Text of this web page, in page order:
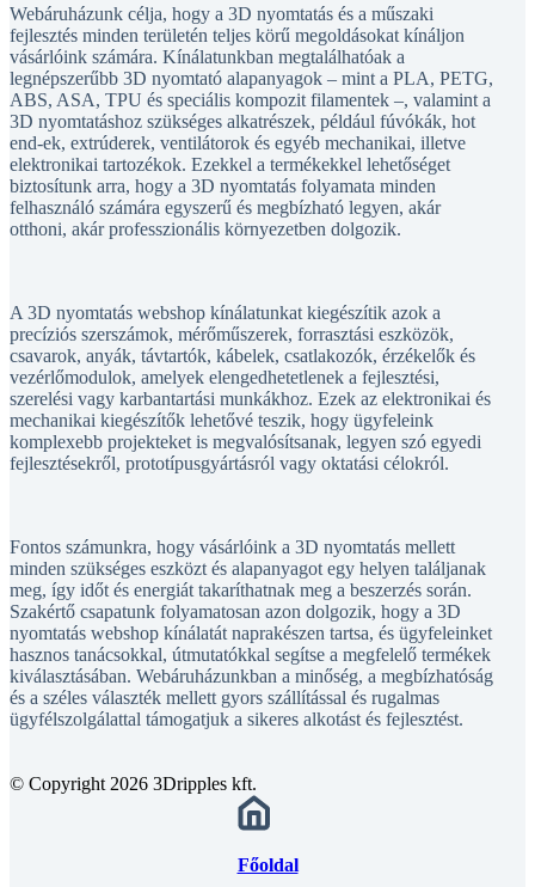
Webáruházunk célja, hogy a 3D nyomtatás és a műszaki
fejlesztés minden területén teljes körű megoldásokat kínáljon
vásárlóink számára. Kínálatunkban megtalálhatóak a
legnépszerűbb 3D nyomtató alapanyagok – mint a PLA, PETG,
ABS, ASA, TPU és speciális kompozit filamentek –, valamint a
3D nyomtatáshoz szükséges alkatrészek, például fúvókák, hot
end-ek, extrúderek, ventilátorok és egyéb mechanikai, illetve
elektronikai tartozékok. Ezekkel a termékekkel lehetőséget
biztosítunk arra, hogy a 3D nyomtatás folyamata minden
felhasználó számára egyszerű és megbízható legyen, akár
otthoni, akár professzionális környezetben dolgozik.
A 3D nyomtatás webshop kínálatunkat kiegészítik azok a
precíziós szerszámok, mérőműszerek, forrasztási eszközök,
csavarok, anyák, távtartók, kábelek, csatlakozók, érzékelők és
vezérlőmodulok, amelyek elengedhetetlenek a fejlesztési,
szerelési vagy karbantartási munkákhoz. Ezek az elektronikai és
mechanikai kiegészítők lehetővé teszik, hogy ügyfeleink
komplexebb projekteket is megvalósítsanak, legyen szó egyedi
fejlesztésekről, prototípusgyártásról vagy oktatási célokról.
Fontos számunkra, hogy vásárlóink a 3D nyomtatás mellett
minden szükséges eszközt és alapanyagot egy helyen találjanak
meg, így időt és energiát takaríthatnak meg a beszerzés során.
Szakértő csapatunk folyamatosan azon dolgozik, hogy a 3D
nyomtatás webshop kínálatát naprakészen tartsa, és ügyfeleinket
hasznos tanácsokkal, útmutatókkal segítse a megfelelő termékek
kiválasztásában. Webáruházunkban a minőség, a megbízhatóság
és a széles választék mellett gyors szállítással és rugalmas
ügyfélszolgálattal támogatjuk a sikeres alkotást és fejlesztést.
© Copyright 2026 3Dripples kft.
Főoldal